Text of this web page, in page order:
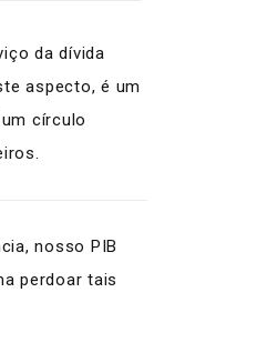
da dívida
aspecto, é um
círculo
nosso PIB
perdoar tais